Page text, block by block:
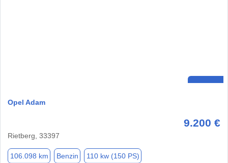
Opel Adam
9.200 €
Rietberg, 33397
106.098 km Benzin 110 kw (150 PS)